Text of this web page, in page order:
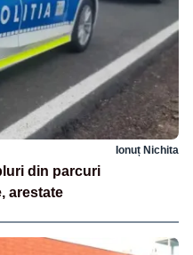
Ionuț Nichita
din parcuri
arestate